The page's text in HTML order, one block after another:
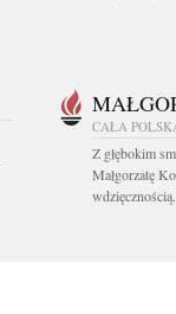
CAŁA
Z głębokim
Małgorzatę